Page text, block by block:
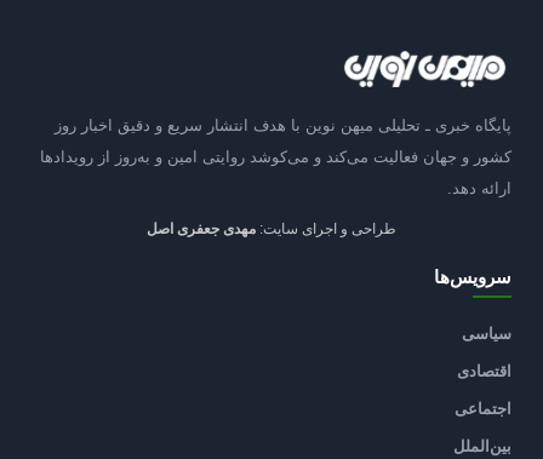
پایگاه خبری ـ تحلیلی میهن نوین با هدف انتشار سریع و دقیق اخبار روز
کشور و جهان فعالیت می‌کند و می‌کوشد روایتی امین و به‌روز از رویدادها
ارائه دهد.
طراحی و اجرای سایت: مهدی جعفری اصل
سرویس‌ها
سیاسی
اقتصادی
اجتماعی
بین‌الملل